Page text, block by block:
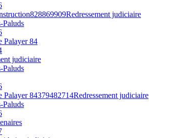
828869909Redressement judiciaire
Paluds
Palayer 84
judiciaire
Paluds
Palayer 84379482714Redressement judiciaire
Paluds